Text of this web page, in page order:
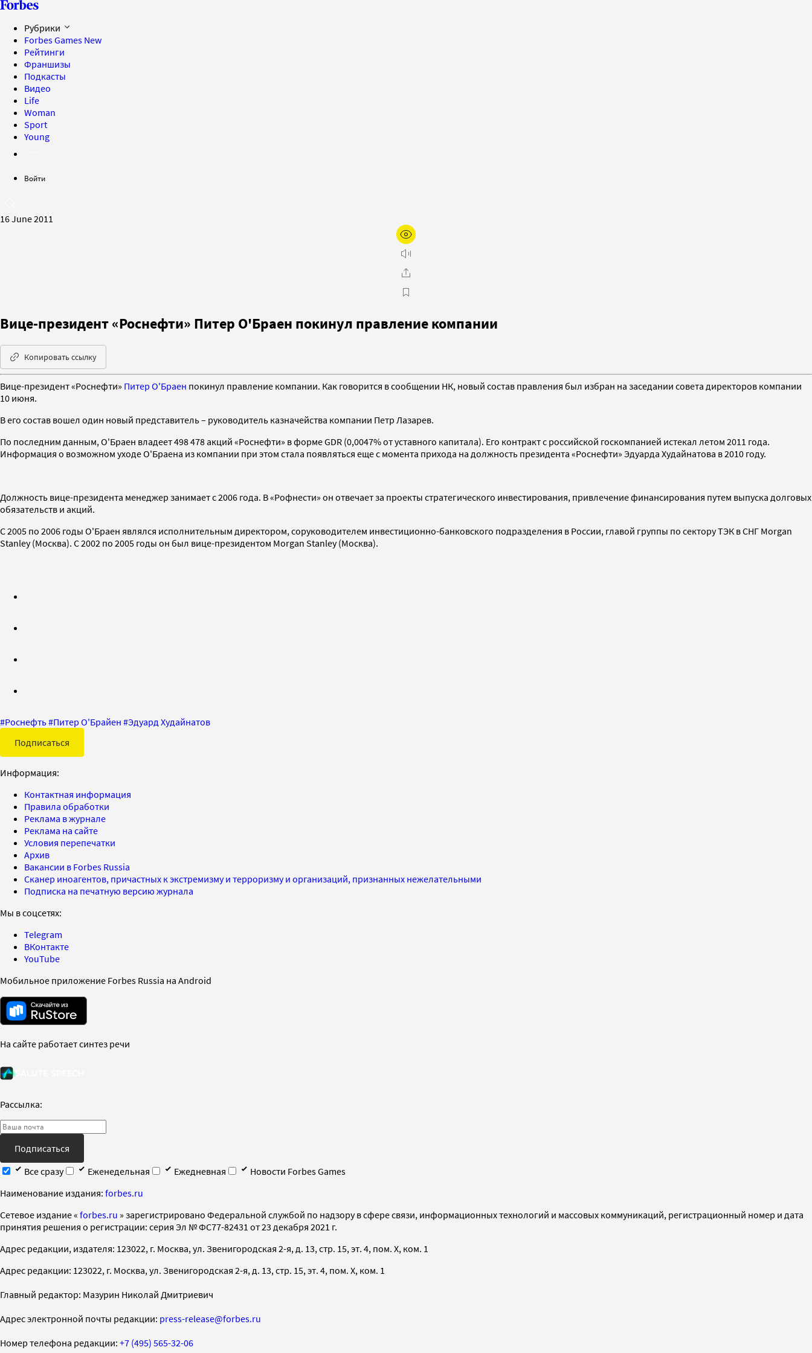
Рубрики
Forbes Games New
Рейтинги
Франшизы
Подкасты
Видео
Life
Woman
Sport
Young
Войти
16 June 2011
Вице-президент «Роснефти» Питер О'Браен покинул правление компании
Копировать ссылку
Вице-президент «Роснефти» Питер О'Браен покинул правление компании. Как говорится в сообщении НК, новый состав правления был избран на заседании совета директоров компании
10 июня.
В его состав вошел один новый представитель – руководитель казначейства компании Петр Лазарев.
По последним данным, О'Браен владеет 498 478 акций «Роснефти» в форме GDR (0,0047% от уставного капитала). Его контракт с российской госкомпанией истекал летом 2011 года.
Информация о возможном уходе О'Браена из компании при этом стала появляться еще с момента прихода на должность президента «Роснефти» Эдуарда Худайнатова в 2010 году.
Должность вице-президента менеджер занимает с 2006 года. В «Рофнести» он отвечает за проекты стратегического инвестирования, привлечение финансирования путем выпуска долговых
обязательств и акций.
С 2005 по 2006 годы О'Браен являлся исполнительным директором, соруководителем инвестиционно-банковского подразделения в России, главой группы по сектору ТЭК в СНГ Morgan
Stanley (Москва). С 2002 по 2005 годы он был вице-президентом Morgan Stanley (Москва).
#Роснефть#Питер О'Брайен #Эдуард Худайнатов
Подписаться
Информация:
Контактная информация
Правила обработки
Реклама в журнале
Реклама на сайте
Условия перепечатки
Архив
Вакансии в Forbes Russia
Сканер иноагентов, причастных к экстремизму и терроризму и организаций, признанных нежелательными
Подписка на печатную версию журнала
Мы в соцсетях:
Telegram
ВКонтакте
YouTube
Мобильное приложение Forbes Russia на Android
На сайте работает синтез речи
Рассылка:
Подписаться
Все сразу
Еженедельная Ежедневная
Новости Forbes Games
Наименование издания: forbes.ru
Cетевое издание « forbes.ru » зарегистрировано Федеральной службой по надзору в сфере связи, информационных технологий и массовых коммуникаций, регистрационный номер и дата
принятия решения о регистрации: серия Эл № ФС77-82431 от 23 декабря 2021 г.
Адрес редакции, издателя: 123022, г. Москва, ул. Звенигородская 2-я, д. 13, стр. 15, эт. 4, пом. X, ком. 1
Адрес редакции: 123022, г. Москва, ул. Звенигородская 2-я, д. 13, стр. 15, эт. 4, пом. X, ком. 1
Главный редактор: Мазурин Николай Дмитриевич
Адрес электронной почты редакции: press-release@forbes.ru
Номер телефона редакции: +7 (495) 565-32-06